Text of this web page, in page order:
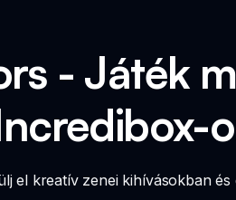
- Játék
el kreatív zenei kihívásokban